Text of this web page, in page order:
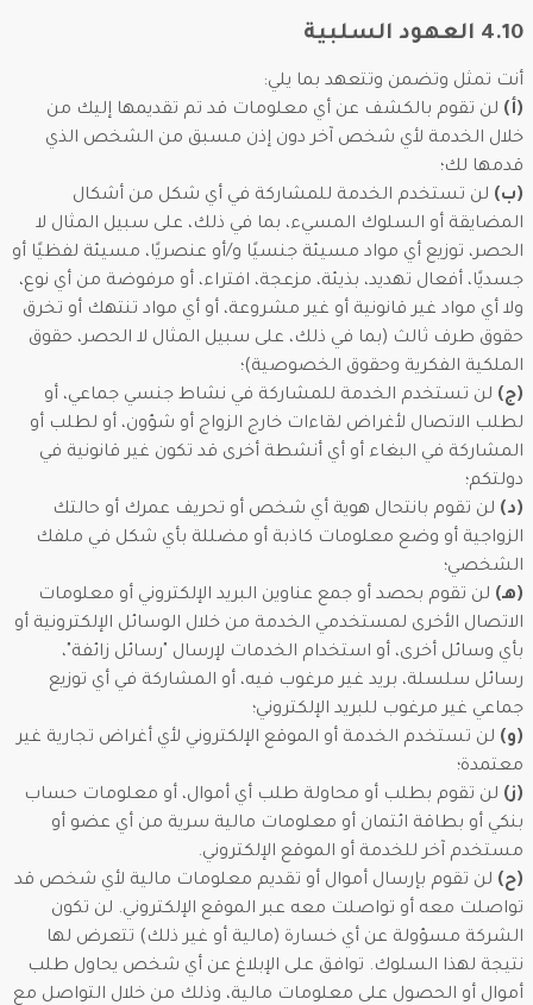
4.10 العهود السلبية
أنت تمثل وتضمن وتتعهد بما يلي:
(أ) لن تقوم بالكشف عن أي معلومات قد تم تقديمها إليك من
خلال الخدمة لأي شخص آخر دون إذن مسبق من الشخص الذي
قدمها لك؛
(ب) لن تستخدم الخدمة للمشاركة في أي شكل من أشكال
المضايقة أو السلوك المسيء، بما في ذلك، على سبيل المثال لا
الحصر، توزيع أي مواد مسيئة جنسيًا و/أو عنصريًا، مسيئة لفظيًا أو
جسديًا، أفعال تهديد، بذيئة، مزعجة، افتراء، أو مرفوضة من أي نوع،
ولا أي مواد غير قانونية أو غير مشروعة، أو أي مواد تنتهك أو تخرق
حقوق طرف ثالث (بما في ذلك، على سبيل المثال لا الحصر، حقوق
الملكية الفكرية وحقوق الخصوصية)؛
(ج) لن تستخدم الخدمة للمشاركة في نشاط جنسي جماعي، أو
لطلب الاتصال لأغراض لقاءات خارج الزواج أو شؤون، أو لطلب أو
المشاركة في البغاء أو أي أنشطة أخرى قد تكون غير قانونية في
دولتكم؛
(د) لن تقوم بانتحال هوية أي شخص أو تحريف عمرك أو حالتك
الزواجية أو وضع معلومات كاذبة أو مضللة بأي شكل في ملفك
الشخصي؛
(هـ) لن تقوم بحصد أو جمع عناوين البريد الإلكتروني أو معلومات
الاتصال الأخرى لمستخدمي الخدمة من خلال الوسائل الإلكترونية أو
بأي وسائل أخرى، أو استخدام الخدمات لإرسال "رسائل زائفة"،
رسائل سلسلة، بريد غير مرغوب فيه، أو المشاركة في أي توزيع
جماعي غير مرغوب للبريد الإلكتروني؛
(و) لن تستخدم الخدمة أو الموقع الإلكتروني لأي أغراض تجارية غير
معتمدة؛
(ز) لن تقوم بطلب أو محاولة طلب أي أموال، أو معلومات حساب
بنكي أو بطاقة ائتمان أو معلومات مالية سرية من أي عضو أو
مستخدم آخر للخدمة أو الموقع الإلكتروني.
(ح) لن تقوم بإرسال أموال أو تقديم معلومات مالية لأي شخص قد
تواصلت معه أو تواصلت معه عبر الموقع الإلكتروني. لن تكون
الشركة مسؤولة عن أي خسارة (مالية أو غير ذلك) تتعرض لها
نتيجة لهذا السلوك. توافق على الإبلاغ عن أي شخص يحاول طلب
أموال أو الحصول على معلومات مالية، وذلك من خلال التواصل مع